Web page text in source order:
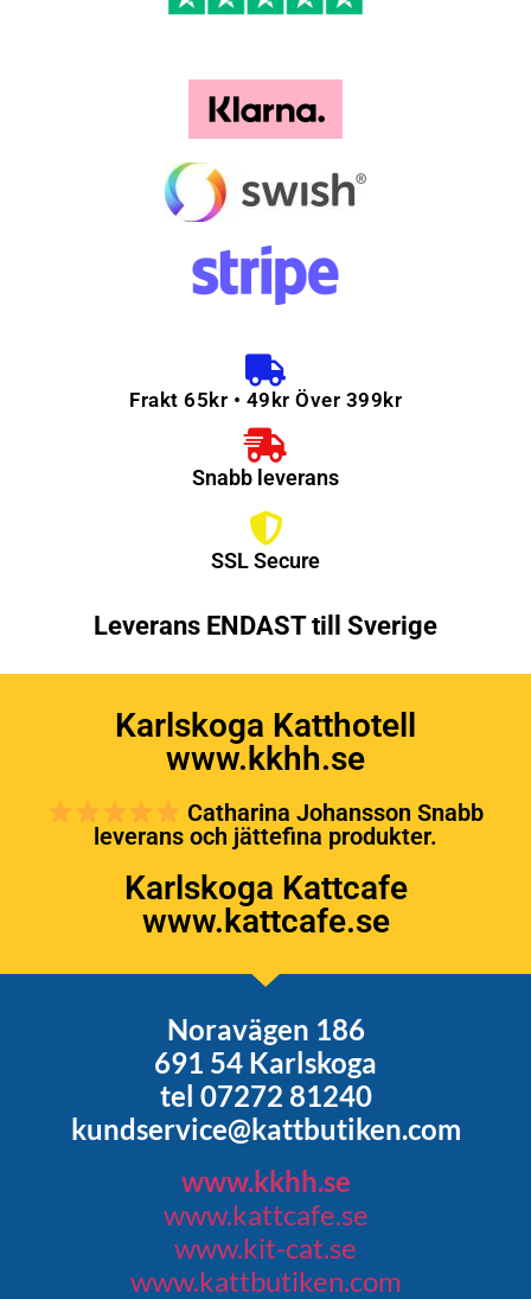
Frakt 65kr • 49kr Över 399kr
Snabb leverans
SSL Secure
Leverans ENDAST till Sverige
Karlskoga Katthotell
www.kkhh.se
Catharina Johansson Snabb
leverans och jättefina produkter.
Karlskoga Kattcafe
www.kattcafe.se
Noravägen 186
691 54 Karlskoga
tel 07272 81240
kundservice@kattbutiken.com
www.kkhh.se
www.kattcafe.se
www.kit-cat.se
www.kattbutiken.com